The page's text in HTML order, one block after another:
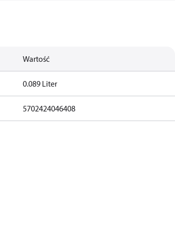
Wartość
0.089 Liter
5702424046408